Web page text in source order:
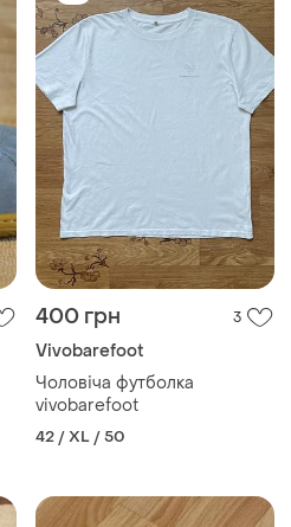
400 грн 3
Vivobarefoot
Чоловіча футболка
vivobarefoot
42 / XL / 50